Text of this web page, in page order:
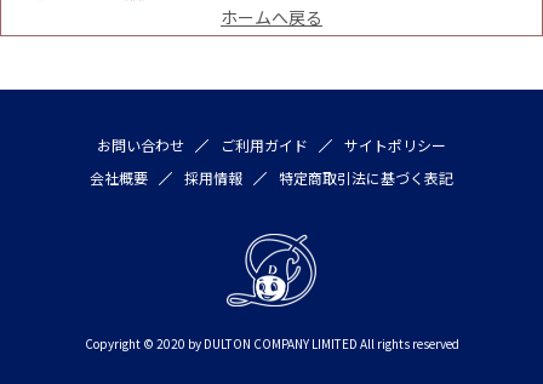
ホームへ戻る
お問い合わせ ご利用ガイド
サイトポリシー
会社概要
採用情報 特定商取引法に基づく表記
Copyright © 2020 by DULTON COMPANY LIMITED All rights reserved